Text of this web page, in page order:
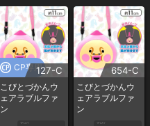
CP専用127-C
こびとづかんウ
ェアラブルファ
ン
1PLAY
654-C
こびとづかんウ
ェアラブルファ
ン
1PLAY